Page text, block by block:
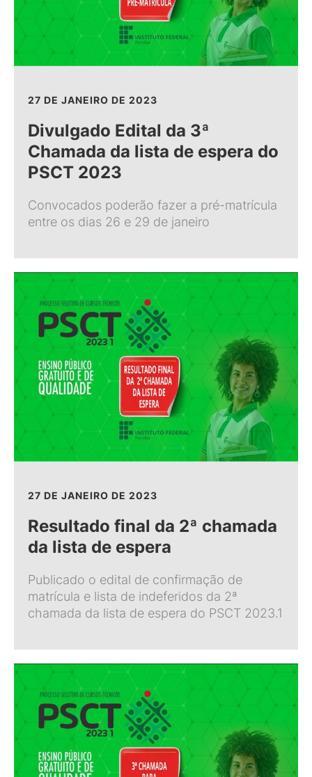
27 DE JANEIRO DE 2023
Divulgado Edital da 3ª
Chamada da lista de espera do
PSCT 2023
Convocados poderão fazer a pré-matrícula
entre os dias 26 e 29 de janeiro
27 DE JANEIRO DE 2023
Resultado final da 2ª chamada
da lista de espera
Publicado o edital de confirmação de
matrícula e lista de indeferidos da 2ª
chamada da lista de espera do PSCT 2023.1